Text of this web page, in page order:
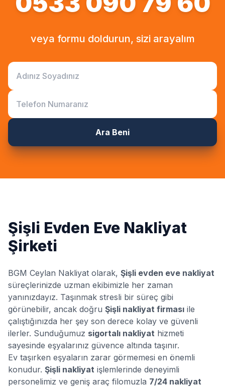
veya formu doldurun, sizi arayalım
Ara Beni
Şişli Evden Eve Nakliyat
Şirketi
BGM Ceylan Nakliyat olarak, Şişli evden eve nakliyat
süreçlerinizde uzman ekibimizle her zaman
yanınızdayız. Taşınmak stresli bir süreç gibi
görünebilir, ancak doğru Şişli nakliyat firması ile
çalıştığınızda her şey son derece kolay ve güvenli
ilerler. Sunduğumuz sigortalı nakliyat hizmeti
sayesinde eşyalarınız güvence altında taşınır.
Ev taşırken eşyaların zarar görmemesi en önemli
konudur. Şişli nakliyat işlemlerinde deneyimli
personelimiz ve geniş araç filomuzla 7/24 nakliyat